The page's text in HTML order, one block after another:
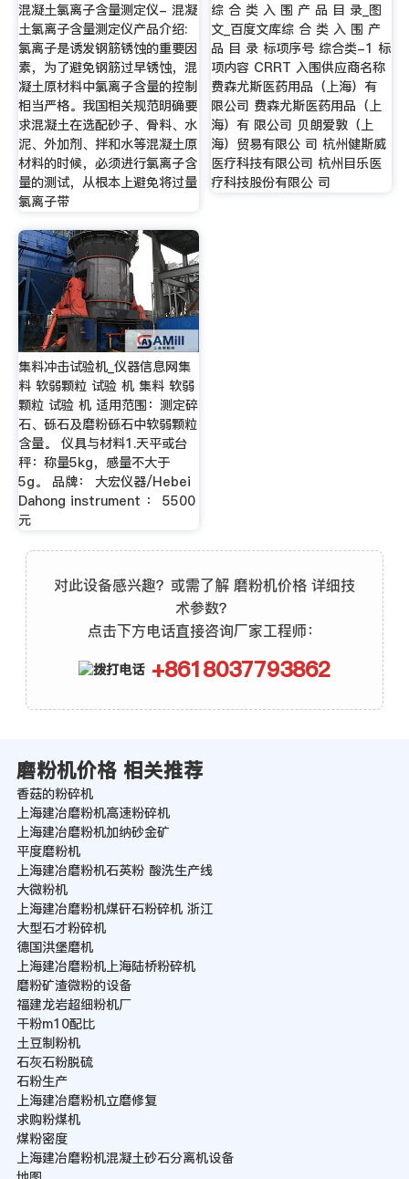
混凝土氯离子含量测定仪- 混凝
土氯离子含量测定仪产品介绍:
氯离子是诱发钢筋锈蚀的重要因
素，为了避免钢筋过早锈蚀，混
凝土原材料中氯离子含量的控制
相当严格。我国相关规范明确要
求混凝土在选配砂子、骨料、水
泥、外加剂、拌和水等混凝土原
材料的时候，必须进行氯离子含
量的测试，从根本上避免将过量
氯离子带
综 合 类 入 围 产 品 目 录_图
文_百度文库综 合 类 入 围 产
品 目 录 标项序号 综合类-1 标
项内容 CRRT 入围供应商名称
费森尤斯医药用品（上海）有
限公司 费森尤斯医药用品（上
海）有 限公司 贝朗爱敦（上
海）贸易有限公 司 杭州健斯威
医疗科技有限公司 杭州目乐医
疗科技股份有限公 司
集料冲击试验机_仪器信息网集
料 软弱颗粒 试验 机 集料 软弱
颗粒 试验 机 适用范围：测定碎
石、砾石及磨粉砾石中软弱颗粒
含量。 仪具与材料1.天平或台
秤：称量5kg，感量不大于
5g。 品牌： 大宏仪器/Hebei
Dahong instrument ： 5500
元
对此设备感兴趣？或需了解 磨粉机价格 详细技
术参数？
点击下方电话直接咨询厂家工程师：
+8618037793862
磨粉机价格 相关推荐
香菇的粉碎机
上海建冶磨粉机高速粉碎机
上海建冶磨粉机加纳砂金矿
平度磨粉机
上海建冶磨粉机石英粉 酸洗生产线
大微粉机
上海建冶磨粉机煤矸石粉碎机 浙江
大型石才粉碎机
德国洪堡磨机
上海建冶磨粉机上海陆桥粉碎机
磨粉矿渣微粉的设备
福建龙岩超细粉机厂
干粉m10配比
土豆制粉机
石灰石粉脱硫
石粉生产
上海建冶磨粉机立磨修复
求购粉煤机
煤粉密度
上海建冶磨粉机混凝土砂石分离机设备